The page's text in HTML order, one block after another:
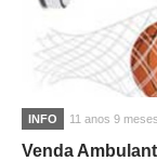
INFO 11 anos 9
Venda